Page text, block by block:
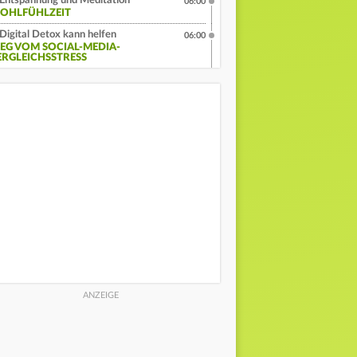
Digital Detox kann helfen
VOM SOCIAL-MEDIA-
06:00